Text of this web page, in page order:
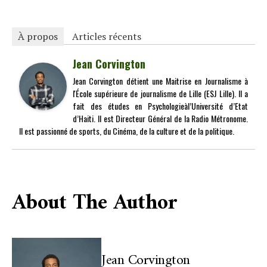
À propos Articles récents
Jean Corvington
Jean Corvington détient une Maitrise en Journalisme à
l'École supérieure de journalisme de Lille (ESJ Lille). Il a
fait des études en Psychologieàl’Université d’Etat
d’Haiti. Il est Directeur Général de la Radio Métronome.
Il est passionné de sports, du Cinéma, de la culture et de la politique.
About The Author
Jean Corvington